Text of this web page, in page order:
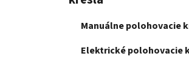
Manuálne polohovacie
Elektrické polohovacie